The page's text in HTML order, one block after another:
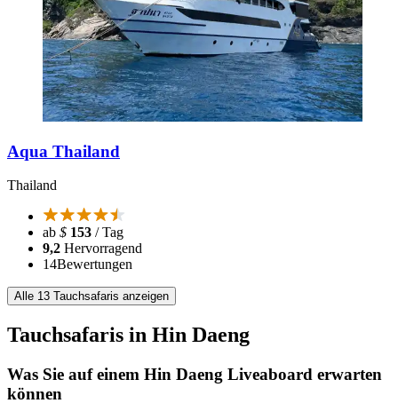
Aqua Thailand
Thailand
ab $ 153 / Tag
9,2 Hervorragend
14Bewertungen
Alle 13 Tauchsafaris anzeigen
Tauchsafaris in Hin Daeng
Was Sie auf einem Hin Daeng Liveaboard erwarten
können